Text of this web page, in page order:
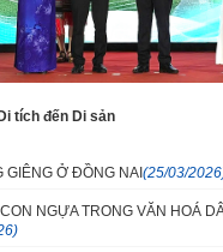
tích đến Di sản
GIÊNG Ở ĐỒNG NAI(25/03/
NGỰA TRONG VĂN HOÁ